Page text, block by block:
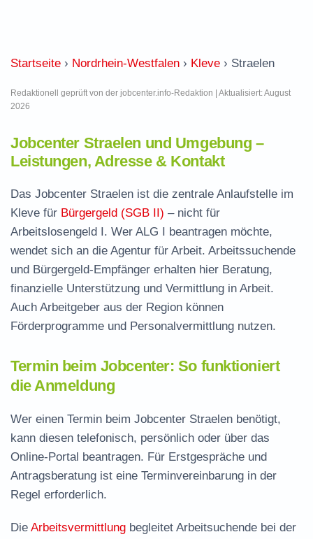
Startseite › Nordrhein-Westfalen › Kleve › Straelen
Redaktionell geprüft von der jobcenter.info-Redaktion | Aktualisiert: August
2026
Jobcenter Straelen und Umgebung –
Leistungen, Adresse & Kontakt
Das Jobcenter Straelen ist die zentrale Anlaufstelle im
Kleve für Bürgergeld (SGB II) – nicht für
Arbeitslosengeld I. Wer ALG I beantragen möchte,
wendet sich an die Agentur für Arbeit. Arbeitssuchende
und Bürgergeld-Empfänger erhalten hier Beratung,
finanzielle Unterstützung und Vermittlung in Arbeit.
Auch Arbeitgeber aus der Region können
Förderprogramme und Personalvermittlung nutzen.
Termin beim Jobcenter: So funktioniert
die Anmeldung
Wer einen Termin beim Jobcenter Straelen benötigt,
kann diesen telefonisch, persönlich oder über das
Online-Portal beantragen. Für Erstgespräche und
Antragsberatung ist eine Terminvereinbarung in der
Regel erforderlich.
Die Arbeitsvermittlung begleitet Arbeitsuchende bei der